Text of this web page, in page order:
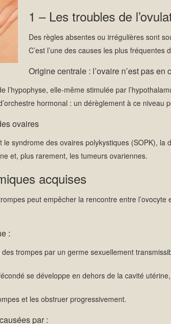
1 – Les troubles de
Des règles absentes ou irrégulières sont
C’est l’une des causes les plus fréquentes
Origine centrale : l’ovaire n’est pas en
l’hypophyse, elle-même stimulée par
hormonal : un dérèglement à ce niveau
ovaires
syndrome des ovaires polykystiques (SOPK), la
et, plus rarement, les tumeurs ovariennes.
acquises
peut empêcher la rencontre entre
:
trompes par un germe sexuellement
se développe en dehors de la cavité
et les obstruer progressivement.
par :